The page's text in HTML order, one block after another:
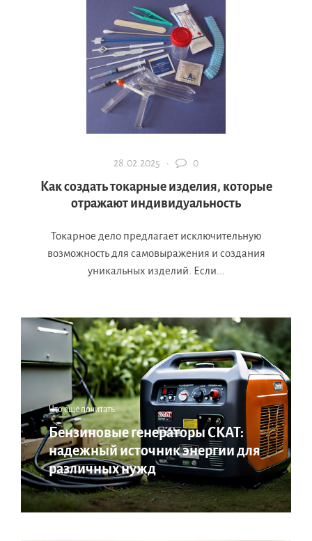
28.02.2025 · 0
Как создать токарные изделия, которые
отражают индивидуальность
Токарное дело предлагает исключительную
возможность для самовыражения и создания
уникальных изделий. Если...
Что еще почитать:
Бензиновые генераторы СКАТ:
надежный источник энергии для
различных нужд